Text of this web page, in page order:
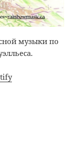
музыки по